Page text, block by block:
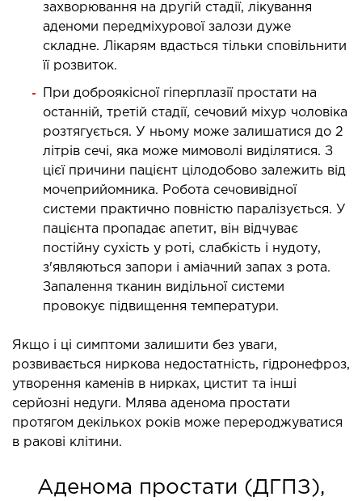
РЕЗОНАНСНА
(МРТ)
органів
залоз з імплантами і без
нейрохірургії
РЕАБІЛІТОЛОГІЯ
захворювання на другій стадії, лікування
аденоми передміхурової залози дуже
складне. Лікарям вдасться тільки сповільнити
її розвиток.
При доброякісної гіперплазії простати на
останній, третій стадії, сечовий міхур чоловіка
розтягується. У ньому може залишатися до 2
літрів сечі, яка може мимоволі виділятися. З
цієї причини пацієнт цілодобово залежить від
мочеприйомника. Робота сечовивідної
системи практично повністю паралізується. У
пацієнта пропадає апетит, він відчуває
постійну сухість у роті, слабкість і нудоту,
з'являються запори і аміачний запах з рота.
Запалення тканин видільної системи
провокує підвищення температури.
Якщо і ці симптоми залишити без уваги,
розвивається ниркова недостатність, гідронефроз,
утворення каменів в нирках, цистит та інші
серйозні недуги. Млява аденома простати
протягом декількох років може перероджуватися
в ракові клітини.
Аденома простати (ДГПЗ),